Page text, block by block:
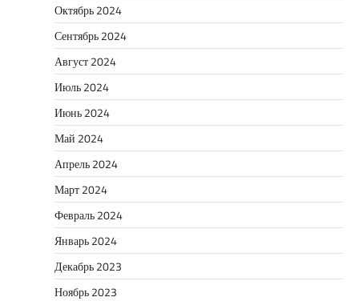
Октябрь 2024
Сентябрь 2024
Август 2024
Июль 2024
Июнь 2024
Май 2024
Апрель 2024
Март 2024
Февраль 2024
Январь 2024
Декабрь 2023
Ноябрь 2023